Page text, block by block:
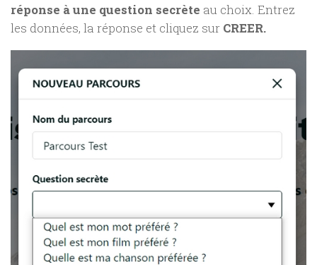
réponse à une question secrète au choix. Entrez
les données, la réponse et cliquez sur CREER.